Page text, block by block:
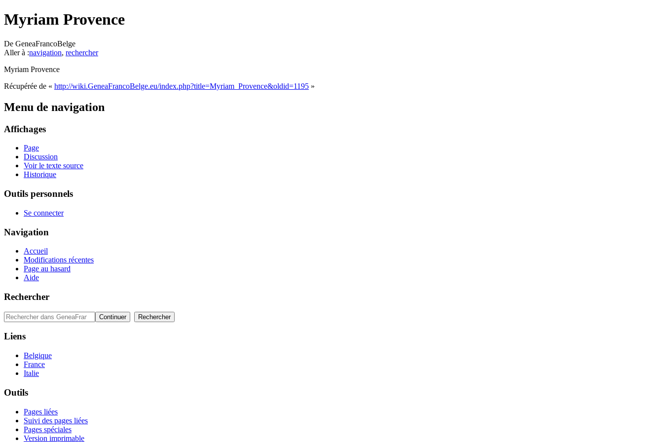
Myriam Provence
De GeneaFrancoBelge
Aller à :navigation, rechercher
Myriam Provence
Récupérée de « http://wiki.GeneaFrancoBelge.eu/index.php?title=Myriam_Provence&oldid=1195 »
Menu de navigation
Affichages
Page
Discussion
Voir le texte source
Historique
Outils personnels
Se connecter
Navigation
Accueil
Modifications récentes
Page au hasard
Aide
Rechercher
Liens
Belgique
France
Italie
Outils
Pages liées
Suivi des pages liées
Pages spéciales
Version imprimable